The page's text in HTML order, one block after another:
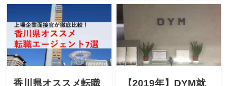
たい」「徳島にUターン転職
したいけど不安」と悩んで
ませんか？上場企業の面接
官が「徳島県のオススメ転
職エージェント」「最新
2019年エージェントごとの
します！
たい」「愛媛にUターン転職
したいけど不安」と悩んで
ませんか？上場企業の面接
官が「愛媛県のオススメ転
職エージェント」「最新
2019年エージェントごとの
します！
香川県オススメ転職
【2019年】DYM就